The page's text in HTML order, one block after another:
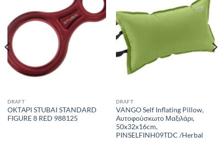
wishlist
DRAFT
ΟΚΤΑΡΙ STUBAI STANDARD
FIGURE 8 RED 988125
wishlist
DRAFT
VANGO Self Inflating Pillow,
Αυτοφούσκωτο Μαξιλάρι,
50x32x16cm,
PINSELFINH09TDC /Herbal